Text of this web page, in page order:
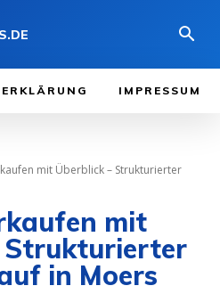
IMPRESSUM
mit Überblick – Strukturierter
mit
Strukturierter
in Moers